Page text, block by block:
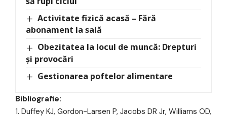
Activitate fizică acasă – Fără
abonament la sală
Obezitatea la locul de muncă: Drepturi
și provocări
Gestionarea poftelor alimentare
Bibliografie:
Duffey KJ, Gordon-Larsen P, Jacobs DR Jr, Williams OD,